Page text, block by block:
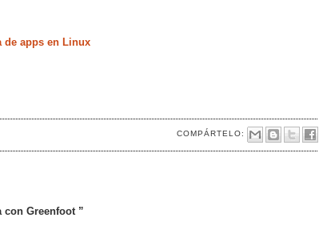
de apps en Linux
COMPÁRTELO:
con Greenfoot ”